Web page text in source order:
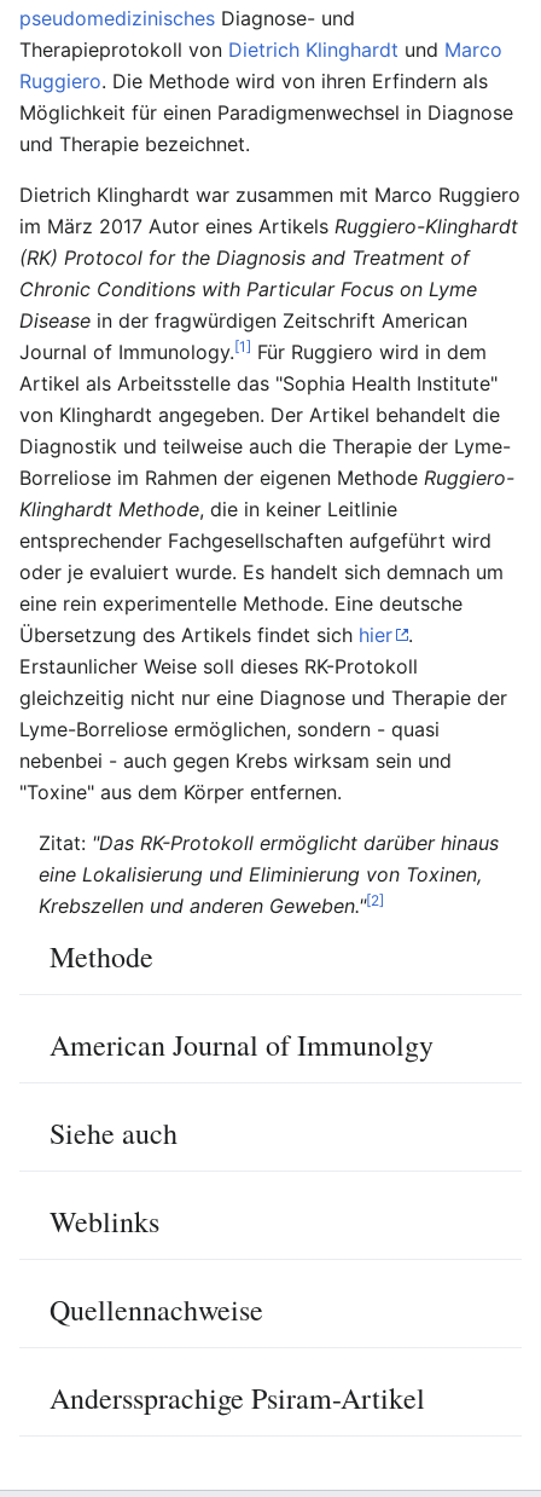
pseudomedizinisches Diagnose- und
Therapieprotokoll von Dietrich Klinghardt und Marco
Ruggiero. Die Methode wird von ihren Erfindern als
Möglichkeit für einen Paradigmenwechsel in Diagnose
und Therapie bezeichnet.
Dietrich Klinghardt war zusammen mit Marco Ruggiero
im März 2017 Autor eines Artikels Ruggiero-Klinghardt
(RK) Protocol for the Diagnosis and Treatment of
Chronic Conditions with Particular Focus on Lyme
Disease in der fragwürdigen Zeitschrift American
Journal of Immunology.[1] Für Ruggiero wird in dem
Artikel als Arbeitsstelle das "Sophia Health Institute"
von Klinghardt angegeben. Der Artikel behandelt die
Diagnostik und teilweise auch die Therapie der Lyme-
Borreliose im Rahmen der eigenen Methode Ruggiero-
Klinghardt Methode, die in keiner Leitlinie
entsprechender Fachgesellschaften aufgeführt wird
oder je evaluiert wurde. Es handelt sich demnach um
eine rein experimentelle Methode. Eine deutsche
Übersetzung des Artikels findet sich hier
.
Erstaunlicher Weise soll dieses RK-Protokoll
gleichzeitig nicht nur eine Diagnose und Therapie der
Lyme-Borreliose ermöglichen, sondern - quasi
nebenbei - auch gegen Krebs wirksam sein und
"Toxine" aus dem Körper entfernen.
Zitat: "Das RK-Protokoll ermöglicht darüber hinaus
eine Lokalisierung und Eliminierung von Toxinen,
Krebszellen und anderen Geweben."[2]
Methode
American Journal of Immunolgy
Siehe auch
Weblinks
Quellennachweise
Anderssprachige Psiram-Artikel